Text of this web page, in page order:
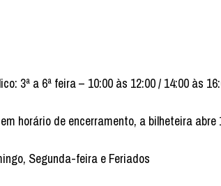
3ª a 6ª feira – 10:00 às 12:00 / 14:00 às
horário de encerramento, a bilheteira abre
Segunda-feira e Feriados